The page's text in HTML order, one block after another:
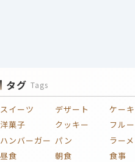
タグ Tags
スイーツ デザート ケーキ
洋菓子
クッキー フル
ハンバーガー パン ラー
昼食
朝食 食事